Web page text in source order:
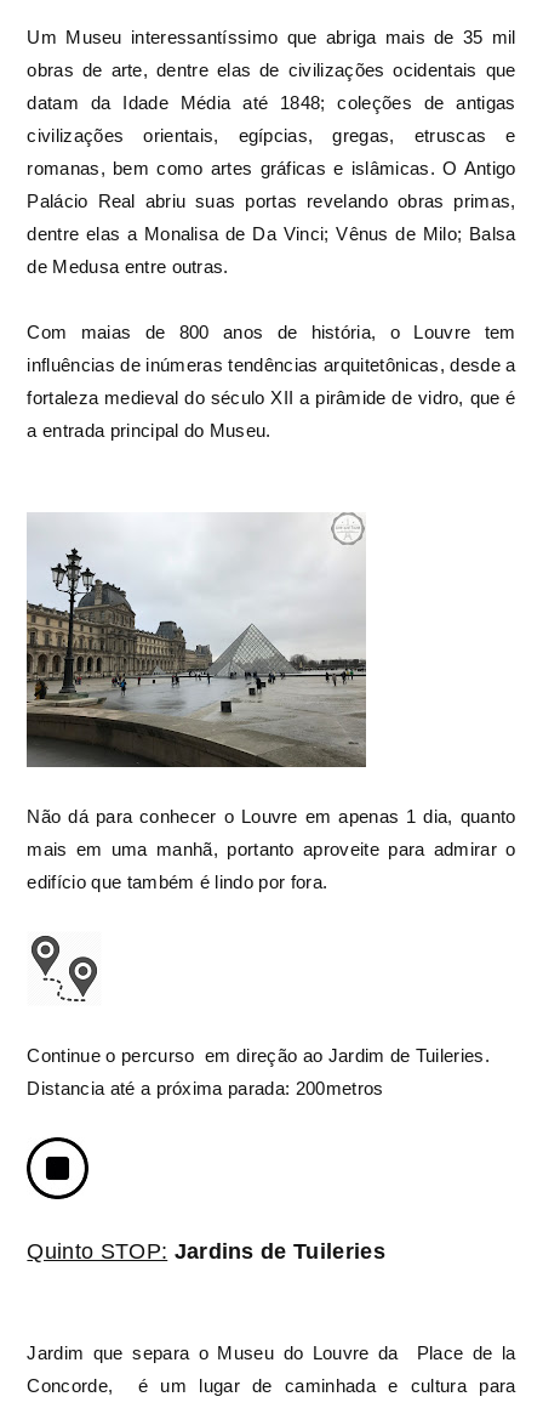
Um Museu interessantíssimo que abriga mais de 35 mil
obras de arte, dentre elas de civilizações ocidentais que
datam da Idade Média até 1848; coleções de antigas
civilizações orientais, egípcias, gregas, etruscas e
romanas, bem como artes gráficas e islâmicas. O Antigo
Palácio Real abriu suas portas revelando obras primas,
dentre elas a Monalisa de Da Vinci; Vênus de Milo; Balsa
de Medusa entre outras.
Com maias de 800 anos de história, o Louvre tem
influências de inúmeras tendências arquitetônicas, desde a
fortaleza medieval do século XII a pirâmide de vidro, que é
a entrada principal do Museu.
Não dá para conhecer o Louvre em apenas 1 dia, quanto
mais em uma manhã, portanto aproveite para admirar o
edifício que também é lindo por fora.
Continue o percurso em direção ao Jardim de Tuileries.
Distancia até a próxima parada: 200metros
Quinto STOP: Jardins de Tuileries
Jardim que separa o Museu do Louvre da
Place de la
Concorde,
é um lugar de caminhada e cultura para